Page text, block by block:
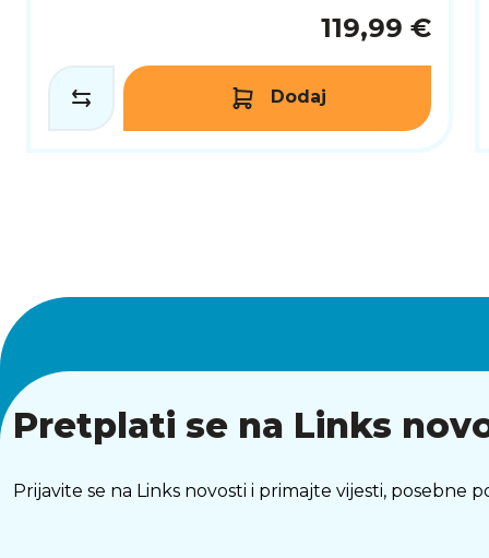
119,99 €
Dodaj
Pretplati se na Links
Prijavite se na Links novosti i primajte vijesti, posebne